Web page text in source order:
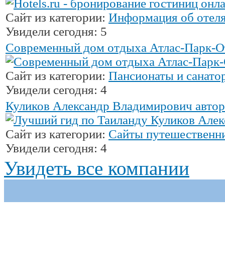
Сайт из категории: Информация об
Увидели сегодня: 5
Современный дом отдыха Атлас-Парк-
Сайт из категории: Пансионаты и
Увидели сегодня: 4
Куликов Александр Владимирович
Сайт из категории: Сайты
Увидели сегодня: 4
Увидеть все компании